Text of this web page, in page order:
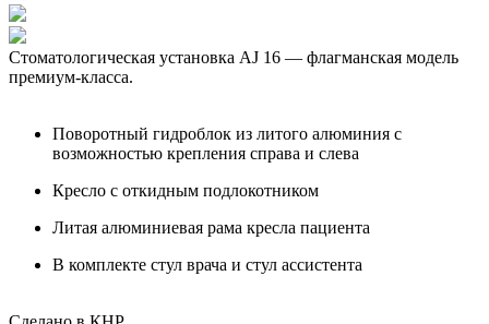
Стоматологическая установка AJ 16 — флагманская модель
премиум-класса.
Поворотный гидроблок из литого алюминия с
возможностью крепления справа и слева
Кресло с откидным подлокотником
Литая алюминиевая рама кресла пациента
В комплекте стул врача и стул ассистента